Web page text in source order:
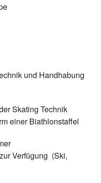
und Handhabung
Skating Technik
einer Biathlonstaffel
Verfügung (Ski,